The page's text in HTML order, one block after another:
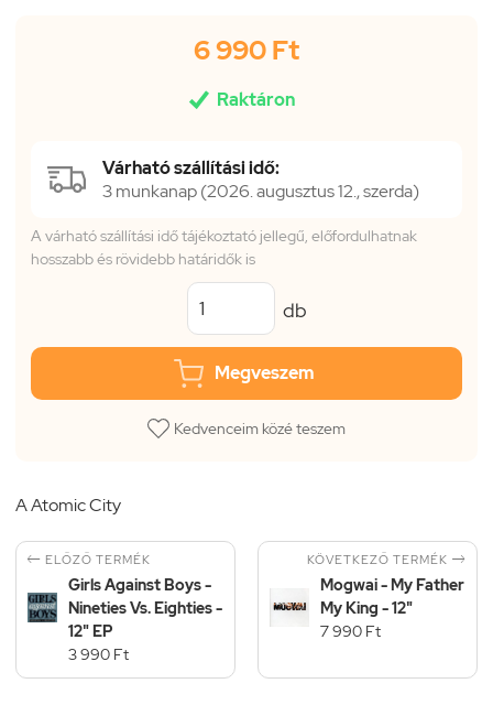
6 990 Ft
 Raktáron
Várható szállítási idő:
3 munkanap (2026. augusztus 12., szerda)
A várható szállítási idő tájékoztató jellegű, előfordulhatnak
hosszabb és rövidebb határidők is
db
Megveszem
Kedvenceim közé teszem
A Atomic City
 ELŐZŐ TERMÉK
Girls Against Boys -
Nineties Vs. Eighties -
12" EP
3 990 Ft
KÖVETKEZŐ TERMÉK 
Mogwai - My Father
My King - 12"
7 990 Ft